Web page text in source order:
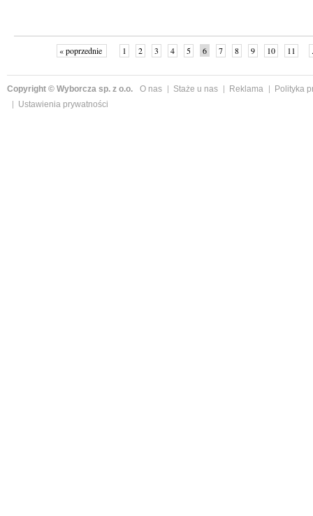
« poprzednie 1 2 3 4 5 6 7 8 9 10 11
Copyright © Wyborcza sp. z o.o. O nas Staże u nas Reklama
Polityka
Ustawienia prywatności